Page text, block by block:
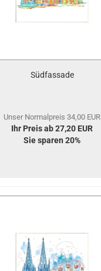
Südfassade
Unser Normalpreis 34,00 EUR
Ihr Preis ab 27,20 EUR
Sie sparen 20%